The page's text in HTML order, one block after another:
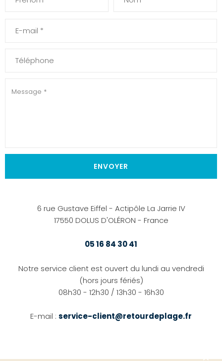
6 rue Gustave Eiffel - Actipôle La Jarrie IV
17550 DOLUS D'OLÉRON - France
05 16 84 30 41
Notre service client est ouvert du lundi au vendredi
(hors jours fériés)
08h30 - 12h30 / 13h30 - 16h30
E-mail : service-client@retourdeplage.fr